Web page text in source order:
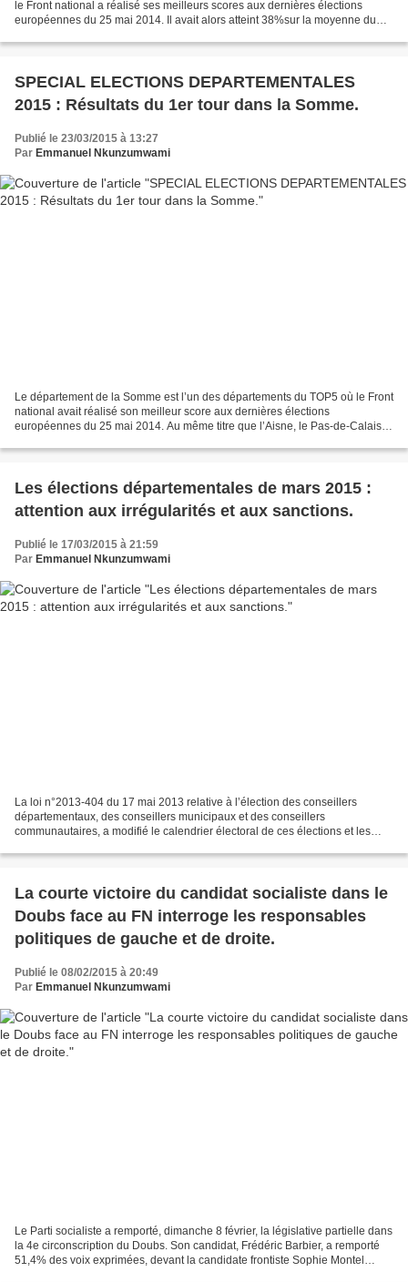
le Front national a réalisé ses meilleurs scores aux dernières élections
européennes du 25 mai 2014. Il avait alors atteint 38%sur la moyenne du
SPECIAL ELECTIONS DEPARTEMENTALES
2015 : Résultats du 1er tour dans la Somme.
Publié le 23/03/2015 à 13:27
Par Emmanuel Nkunzumwami
Le département de la Somme est l’un des départements du TOP5 où le Front
national avait réalisé son meilleur score aux dernières élections
européennes du 25 mai 2014. Au même titre que l’Aisne, le Pas-de-Calais et
Les élections départementales de mars 2015 :
attention aux irrégularités et aux sanctions.
Publié le 17/03/2015 à 21:59
Par Emmanuel Nkunzumwami
La loi n°2013-404 du 17 mai 2013 relative à l’élection des conseillers
départementaux, des conseillers municipaux et des conseillers
communautaires, a modifié le calendrier électoral de ces élections et les
La courte victoire du candidat socialiste dans le
Doubs face au FN interroge les responsables
politiques de gauche et de droite.
Publié le 08/02/2015 à 20:49
Par Emmanuel Nkunzumwami
Le Parti socialiste a remporté, dimanche 8 février, la législative partielle dans
la 4e circonscription du Doubs. Son candidat, Frédéric Barbier, a remporté
51,4% des voix exprimées, devant la candidate frontiste Sophie Montel